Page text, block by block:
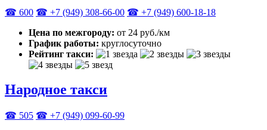
☎ 600 ☎ +7 (949) 308-66-00 ☎ +7 (949) 600-18-18
Цена по межгороду: от 24 руб./км
График работы: круглосуточно
Рейтинг такси:
Народное такси
☎ 505 ☎ +7 (949) 099-60-99